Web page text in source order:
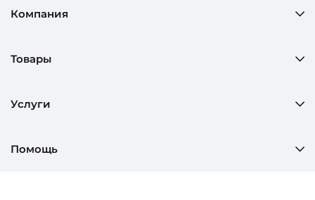
Компания
Товары
Услуги
Помощь